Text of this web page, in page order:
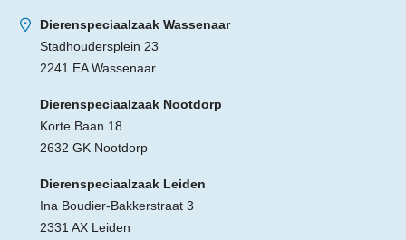
Dierenspeciaalzaak Wassenaar
Stadhoudersplein 23
2241 EA Wassenaar
Dierenspeciaalzaak Nootdorp
Korte Baan 18
2632 GK Nootdorp
Dierenspeciaalzaak Leiden
Ina Boudier-Bakkerstraat 3
2331 AX Leiden